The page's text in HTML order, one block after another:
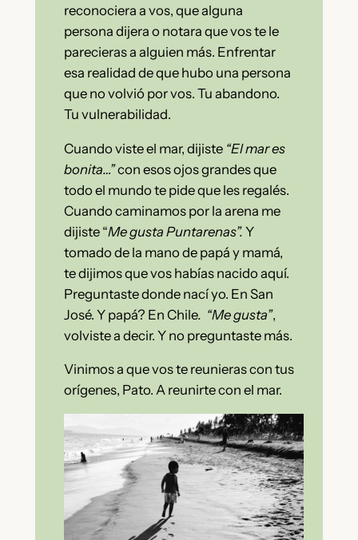
reconociera a vos, que alguna
persona dijera o notara que vos te le
parecieras a alguien más. Enfrentar
esa realidad de que hubo una persona
que no volvió por vos. Tu abandono.
Tu vulnerabilidad.
Cuando viste el mar, dijiste “El mar es
bonita…”con esos ojos grandes que
todo el mundo te pide que les regalés.
Cuando caminamos por la arena me
dijiste “Me gusta Puntarenas”. Y
tomado de la mano de papá y mamá,
te dijimos que vos habías nacido aquí.
Preguntaste donde nací yo. En San
José. Y papá? En Chile. “Me gusta”,
volviste a decir. Y no preguntaste más.
Vinimos a que vos te reunieras con tus
orígenes, Pato. A reunirte con el mar.